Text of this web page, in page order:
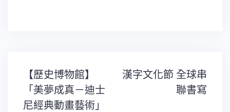
文
章
導
覽
【歷史博物館】
「美夢成真－迪士
尼經典動畫藝術」
漢字文化節 全球串
聯書寫